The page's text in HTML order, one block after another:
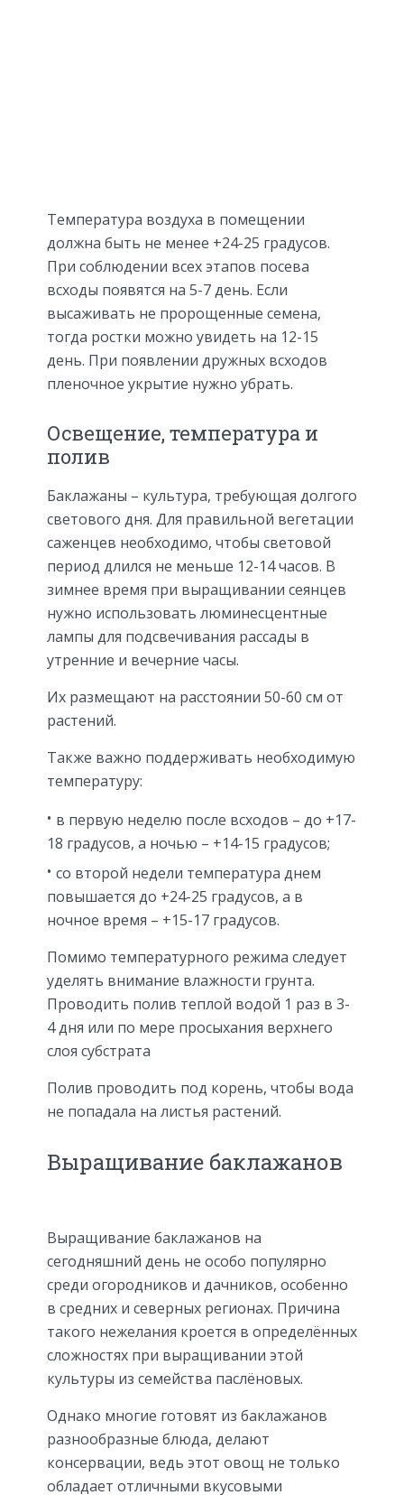
Температура воздуха в помещении
должна быть не менее +24-25 градусов.
При соблюдении всех этапов посева
всходы появятся на 5-7 день. Если
высаживать не пророщенные семена,
тогда ростки можно увидеть на 12-15
день. При появлении дружных всходов
пленочное укрытие нужно убрать.
Освещение, температура и
полив
Баклажаны – культура, требующая долгого
светового дня. Для правильной вегетации
саженцев необходимо, чтобы световой
период длился не меньше 12-14 часов. В
зимнее время при выращивании сеянцев
нужно использовать люминесцентные
лампы для подсвечивания рассады в
утренние и вечерние часы.
Их размещают на расстоянии 50-60 см от
растений.
Также важно поддерживать необходимую
температуру:
в первую неделю после всходов – до +17-
18 градусов, а ночью – +14-15 градусов;
со второй недели температура днем
повышается до +24-25 градусов, а в
ночное время – +15-17 градусов.
Помимо температурного режима следует
уделять внимание влажности грунта.
Проводить полив теплой водой 1 раз в 3-
4 дня или по мере просыхания верхнего
слоя субстрата
Полив проводить под корень, чтобы вода
не попадала на листья растений.
Выращивание баклажанов
Выращивание баклажанов на
сегодняшний день не особо популярно
среди огородников и дачников, особенно
в средних и северных регионах. Причина
такого нежелания кроется в определённых
сложностях при выращивании этой
культуры из семейства паслёновых.
Однако многие готовят из баклажанов
разнообразные блюда, делают
консервации, ведь этот овощ не только
обладает отличными вкусовыми